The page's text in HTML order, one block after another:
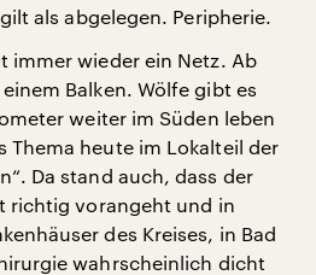
als abgelegen. Peripherie.
immer wieder ein Netz. Ab
Balken. Wölfe gibt es
weiter im Süden leben
Thema heute im Lokalteil der
Da stand auch, dass der
richtig vorangeht und in
des Kreises, in Bad
wahrscheinlich dicht